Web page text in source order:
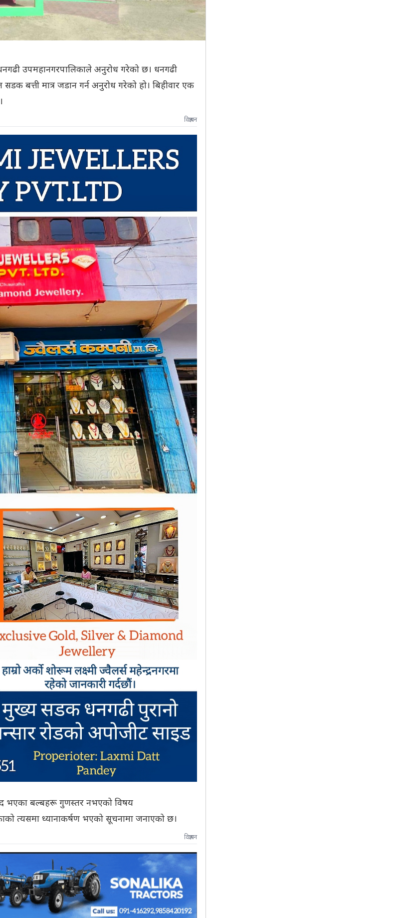
उपमहानगरपालिकाले अनुरोध गरेको छ। धनगढी
बत्ती मात्र जडान गर्न अनुरोध गरेको हो। बिहीवार एक
विज्ञापन
भएका बल्बहरू गुणस्तर नभएको विषय
त्यसमा ध्यानाकर्षण भएको सूचनामा जनाएको छ।
विज्ञापन